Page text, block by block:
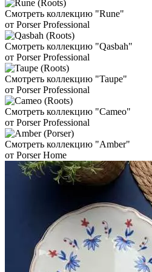
Смотреть коллекцию "Rune"
от Porser Professional
Смотреть коллекцию "Qasbah"
от Porser Professional
Смотреть коллекцию "Taupe"
от Porser Professional
Смотреть коллекцию "Cameo"
от Porser Professional
Смотреть коллекцию "Amber"
от Porser Home